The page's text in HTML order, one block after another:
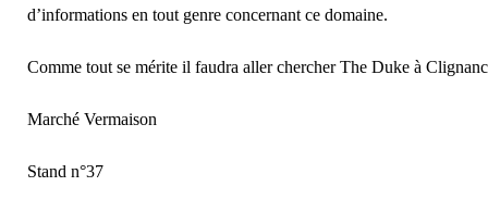
d’informations en tout genre concernant ce domaine.
Comme tout se mérite il faudra aller chercher The Duke à
Marché Vermaison
Stand n°37